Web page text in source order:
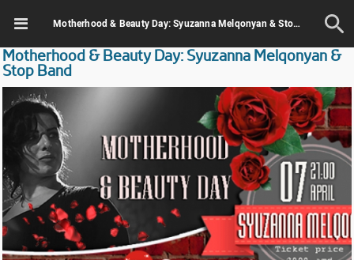
Motherhood & Beauty Day: Syuzanna Melqonyan & Stop Band
Motherhood & Beauty Day: Syuzanna Melqonyan &
Stop Band